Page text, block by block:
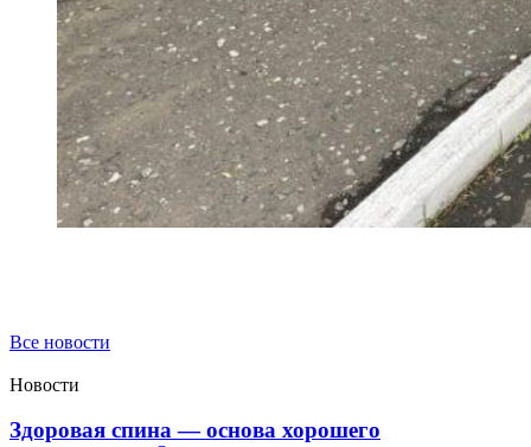
Все новости
Новости
Здоровая спина — основа хорошего